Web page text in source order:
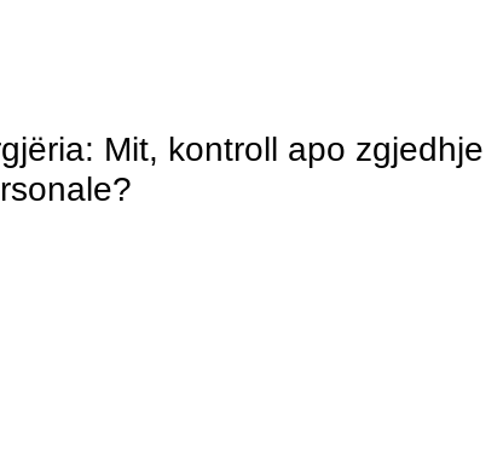
Mit, kontroll apo zgjedhje